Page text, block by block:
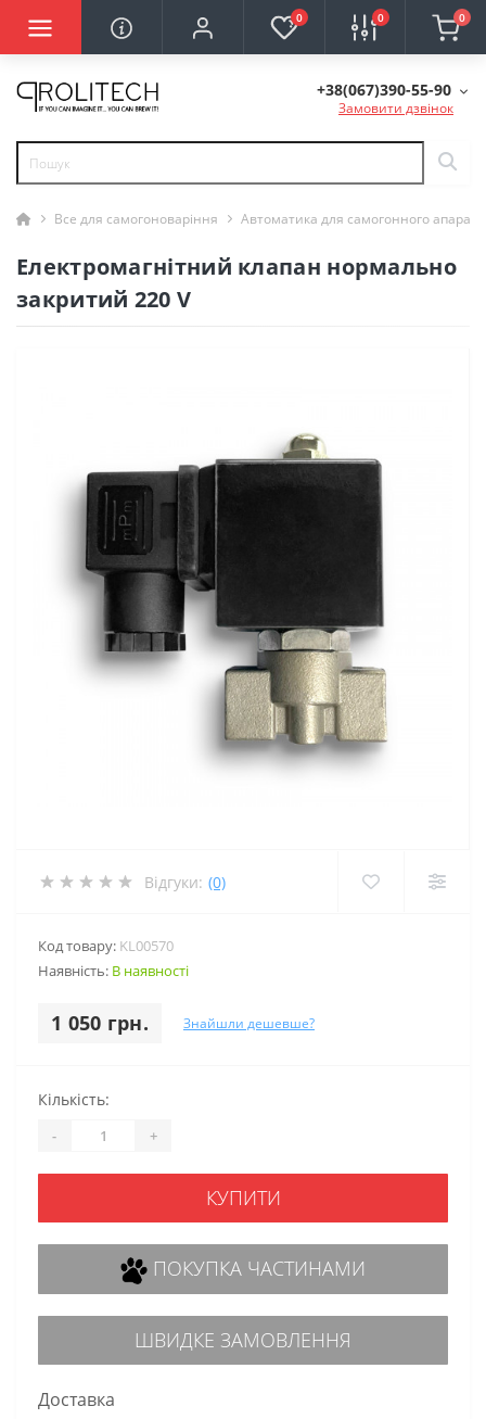
0 0 0
+38(067)390-55-90
Замовити дзвінок
Все для самогоноваріння Автоматика для самогонного апарату
Електромагнітний клапан нормально
закритий 220 V
Відгуки: (0)
Код товару: KL00570
Наявність: В наявності
1 050 грн. Знайшли дешевше?
Кількість:
- +
КУПИТИ
ПОКУПКА ЧАСТИНАМИ
ШВИДКЕ ЗАМОВЛЕННЯ
Доставка